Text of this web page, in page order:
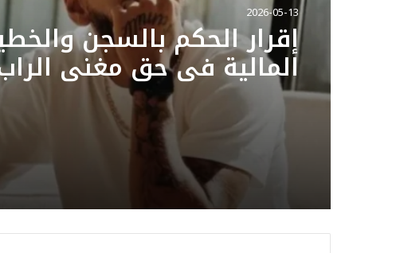
2026-05-13
إقرار الحكم بالسجن
المالية في حق مغني
سمارا